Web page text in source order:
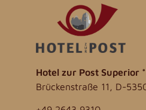
Hotel zur Post Superior
Brückenstraße 11, D-